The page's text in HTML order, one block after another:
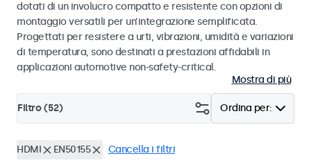
dotati di un involucro compatto e resistente con opzioni di
montaggio versatili per un’integrazione semplificata.
Progettati per resistere a urti, vibrazioni, umidità e variazioni
di temperatura, sono destinati a prestazioni affidabili in
applicazioni automotive non-safety-critical.
Mostra di più
Ordina per:
Filtro (52)
HDMI EN50155 Cancella i filtri